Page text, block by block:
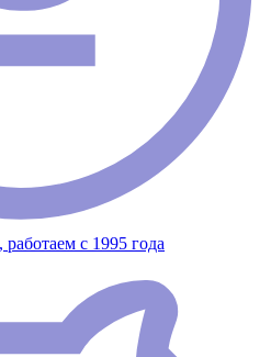
с 1995 года